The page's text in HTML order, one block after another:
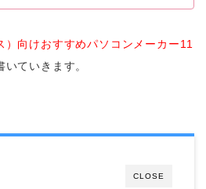
）向けおすすめパソコンメーカー11
いていきます。
CLOSE